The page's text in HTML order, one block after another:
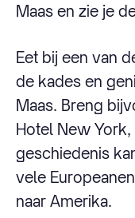
Maas en zie je
Eet bij een van
de kades en
Maas. Breng
Hotel New
geschiedenis
vele
naar Amerika.